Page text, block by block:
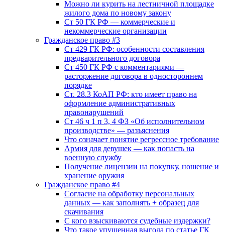
Можно ли курить на лестничной площадке
жилого дома по новому закону
Ст 50 ГК РФ — коммерческие и
некоммерческие организации
Гражданское право #3
Ст 429 ГК РФ: особенности составления
предварительного договора
Ст 450 ГК РФ с комментариями —
расторжение договора в одностороннем
порядке
Ст. 28.3 КоАП РФ: кто имеет право на
оформление административных
правонарушений
Ст 46 ч 1 п 3, 4 ФЗ «Об исполнительном
производстве» — разъяснения
Что означает понятие регрессное требование
Армия для девушек — как попасть на
военную службу
Получение лицензии на покупку, ношение и
хранение оружия
Гражданское право #4
Согласие на обработку персональных
данных — как заполнять + образец для
скачивания
С кого взыскиваются судебные издержки?
Что такое упущенная выгода по статье ГК